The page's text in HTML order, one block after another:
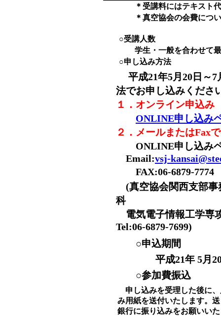
＊受講料にはテキスト代
＊真空協会の会費につい
○受講人数
学生・一般を合わせて最
○申し込み方法
平成21年5月20日～7
法でお申し込みくださ
１．オンライン申込み
ONLINE申し込み
２．メールまたはFax
ONLINE申し込みペ
Email:vsj-
FAX:06-
(真空協会関西支部
科
電気電子情報工学
Tel:06-6879-7699)
○申込期間
平成21年 5月20日
○参加費振込
申し込みを受理した後に
み用紙を送付いたします。
銀行に振り込みをお願いい